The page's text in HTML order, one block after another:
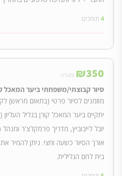
4 תומכים
₪350 ומעלה
סיור קבוצתי/משפחתי ביער המאכל
יתקיים ביער המאכל קורן בגליל העליון
יובל לייבוביץ, מדריך פרמקלצ'ר
אורך הסיור כשעה וחצי. ניתן להמיר
בית לחם הגלילית.